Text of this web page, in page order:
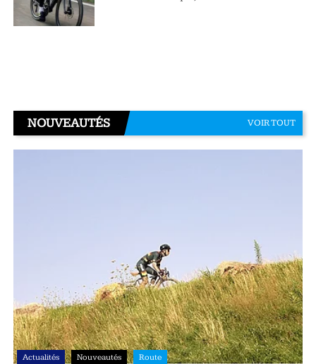
NOUVEAUTÉS VOIR TOUT
Actualités Nouveautés Route